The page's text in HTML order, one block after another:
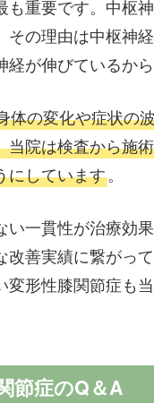
も重要です。中枢
その理由は中枢神
が伸びているから
体の変化や症状の
当院は検査から施
にしています。
い一貫性が治療効
改善実績に繋がっ
変形性膝関節症も
節症のQ＆A